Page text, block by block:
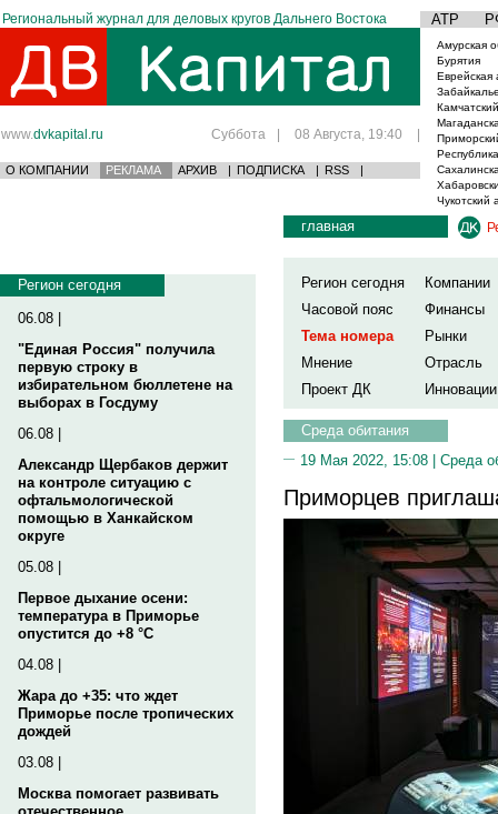
Региональный журнал для деловых кругов Дальнего Востока АТР
www.dvkapital.ru Суббота | 08 Августа, 19:40 |
О КОМПАНИИ РЕКЛАМА АРХИВ | ПОДПИСКА | RSS |
Амурская
Бурятия
Еврейская
Чукотский
Регион сегодня
06.08 |
"Единая Россия" получила
первую строку в
избирательном бюллетене на
выборах в Госдуму
06.08 |
Александр Щербаков держит
на контроле ситуацию с
офтальмологической
помощью в Ханкайском
округе
05.08 |
Первое дыхание осени:
температура в Приморье
опустится до +8 °C
04.08 |
Жара до +35: что ждет
Приморье после тропических
дождей
03.08 |
Москва помогает развивать
главная
Регион сегодня
Компании
Часовой пояс
Финансы
Тема номера
Рынки
Мнение
Отрасль
Проект ДК
Инновации
Среда обитания
19 Мая 2022, 15:08 | Среда
Приморцев